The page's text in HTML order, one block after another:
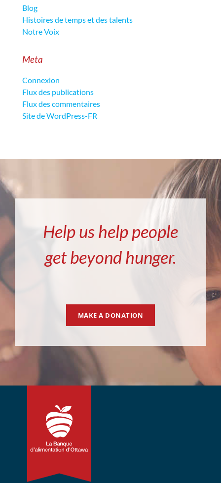
Blog
Histoires de temps et des talents
Notre Voix
Meta
Connexion
Flux des publications
Flux des commentaires
Site de WordPress-FR
Help us help people
get beyond hunger.
MAKE A DONATION